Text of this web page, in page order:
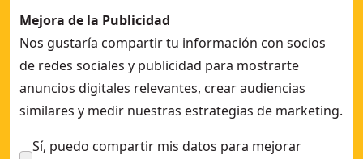
Mejora de la Publicidad
Nos gustaría compartir tu información con socios
de redes sociales y publicidad para mostrarte
anuncios digitales relevantes, crear audiencias
similares y medir nuestras estrategias de marketing.
Sí, puedo compartir mis datos para mejorar